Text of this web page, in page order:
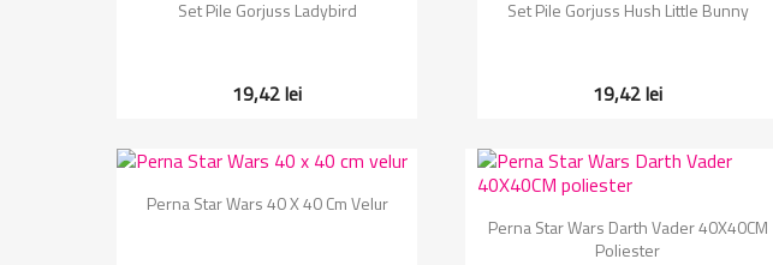

Set Pile Gorjuss Ladybird
19,42 lei

Set Pile Gorjuss Hush Little Bunny
19,42 lei
Vizualizare rapida
Perna Star Wars 40 X 40 Cm Velur
Vizualizare rapida
Perna Star Wars Darth Vader 40X40CM
Poliester